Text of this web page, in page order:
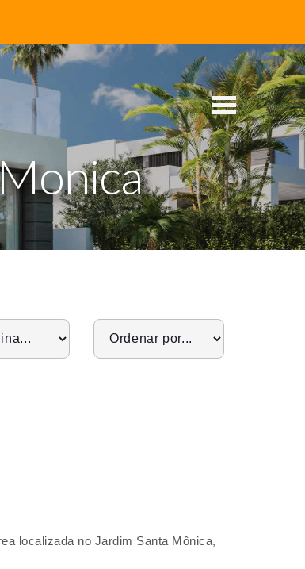
localizada no Jardim Santa Mônica,